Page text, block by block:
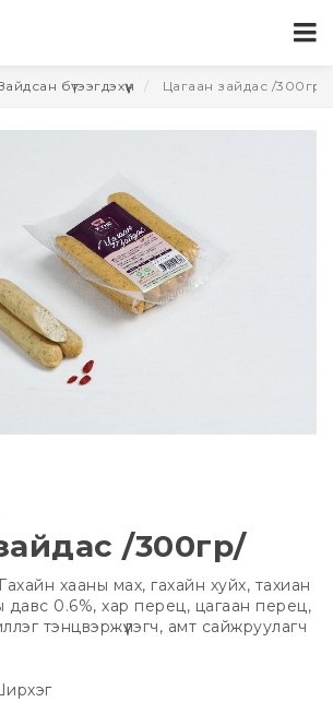
бүтээгдэхүүн Цагаан зайдас /300гр/
/300гр/
Гахайн хааны мах, гахайн хуйх, тахиан
давс 0.6%, хар перец, цагаан перец,
тэнцвэржүүлэгч, амт сайжруулагч